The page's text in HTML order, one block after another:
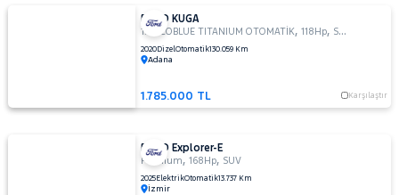
FORD KUGA
1.5 ECOBLUE TITANIUM OTOMATİK,118Hp, SUV
2020DizelOtomatik130.059 Km
Adana
1.785.000 TL Karşılaştır
FORD Explorer-E
Premium,168Hp, SUV
2025ElektrikOtomatik13.737 Km
İzmir